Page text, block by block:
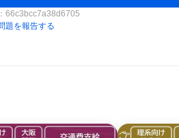
66c3bcc7a38d6705
題を報告する